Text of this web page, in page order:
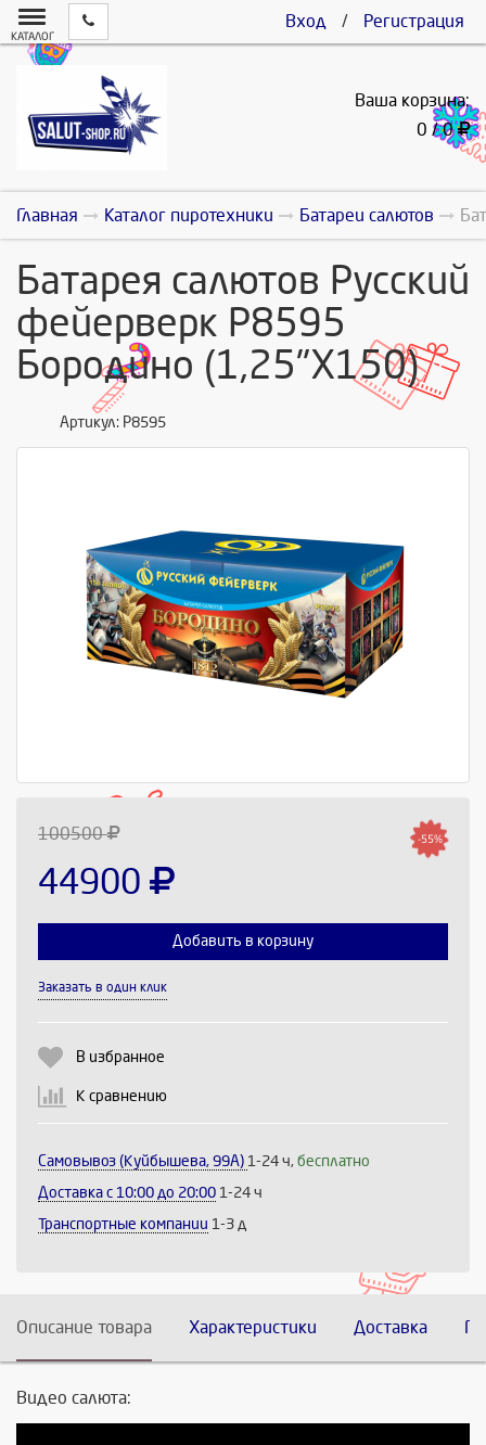
Вход / Регистрация
КАТАЛОГ
Ваша корзина:
0 / 0
Главная Каталог пиротехники Батареи салютов
Батарея салютов Русский
фейерверк Р8595
Бородино (1,25"Х150)
Артикул: Р8595
100500
44900
-55%
Добавить в корзину
Заказать в один клик
В избранное
К сравнению
Самовывоз (Куйбышева, 99А) 1-24 ч, бесплатно
Доставка c 10:00 до 20:00 1-24 ч
Транспортные компании 1-3 д
Описание товара Характеристики Доставка
Видео салюта: